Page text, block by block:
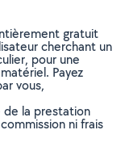
gratuit
cherchant un
pour une
Payez
vous,
de la prestation
ni frais